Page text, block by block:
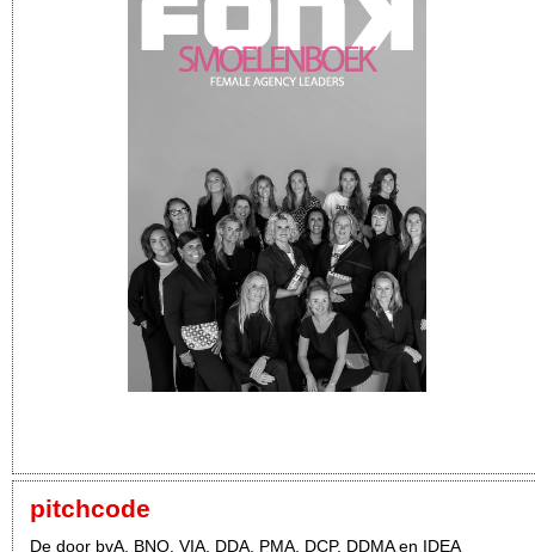
pitchcode
De door bvA, BNO, VIA, DDA, PMA, DCP, DDMA en IDEA